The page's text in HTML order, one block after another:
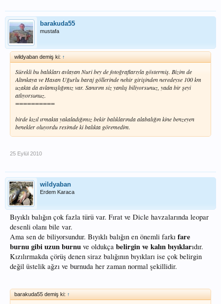
barakuda55
mustafa
wildyaban demiş ki: ↑
Sürekli bu balıkları avlayan Nuri bey de fotoğraflarıyla göstermiş. Bizim de
Altınkaya ve Hasan Uğurlu baraj göllerinde nehir girişinden neredeyse 100 km
uzakta da avlamışlığımız var. Sanırım siz yanlış biliyorsunuz, yada bir şeyi
atlıyorsunuz.
==========
birde kızıl ırmakta yakaladığımız bekir balıklarında alabalığın kine benzeyen
benekler oluyordu resimde ki balıkta göremedim.
25 Eylül 2010
wildyaban
Erdem Karaca
Bıyıklı balığın çok fazla türü var. Fırat ve Dicle havzalarında leopar
desenli olanı bile var.
Ama sen de biliyorsundur. Bıyıklı balığın en önemli farkı fare
burnu gibi uzun burnu ve oldukça belirgin ve kalın bıyıklarıdır.
Kızılırmakda çörüş denen siraz balığının bıyıkları ise çok belirgin
değil üstelik ağzı ve burnuda her zaman normal şekillidir.
barakuda55 demiş ki: ↑